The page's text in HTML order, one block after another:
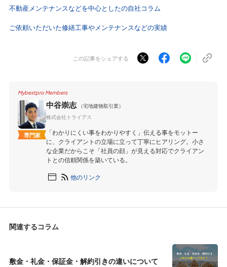
不動産メンテナンスなどを中心としたの自社コラム
ご依頼いただいた修繕工事やメンテナンスなどの実績
この記事をシェアする
Mybestpro Members
専門家
中谷崇志
（宅地建物取引業）
株式会社トライアス
「わかりにくい事をわかりやすく」伝える事をモットー
に、クライアントの立場に立って丁寧にヒアリング。小さ
な企業だからこそ「社員の顔」が見える対応でクライアン
トとの信頼関係を築いている。
他のリンク
関連するコラム
敷金・礼金・保証金・解約引きの違いについて